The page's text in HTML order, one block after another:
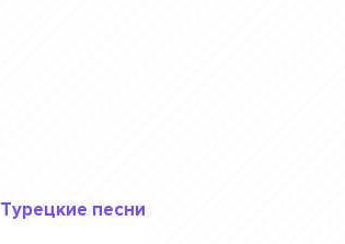
Турецкие песни